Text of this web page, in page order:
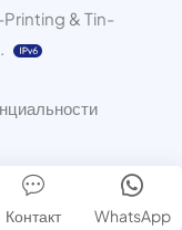
Printing & Tin-
WhatsApp
Контакт